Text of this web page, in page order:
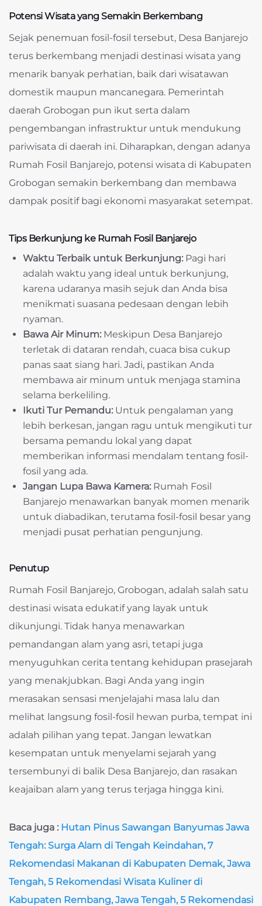
Potensi Wisata yang Semakin Berkembang
Sejak penemuan fosil-fosil tersebut, Desa Banjarejo
terus berkembang menjadi destinasi wisata yang
menarik banyak perhatian, baik dari wisatawan
domestik maupun mancanegara. Pemerintah
daerah Grobogan pun ikut serta dalam
pengembangan infrastruktur untuk mendukung
pariwisata di daerah ini. Diharapkan, dengan adanya
Rumah Fosil Banjarejo, potensi wisata di Kabupaten
Grobogan semakin berkembang dan membawa
dampak positif bagi ekonomi masyarakat setempat.
Tips Berkunjung ke Rumah Fosil Banjarejo
Waktu Terbaik untuk Berkunjung: Pagi hari
adalah waktu yang ideal untuk berkunjung,
karena udaranya masih sejuk dan Anda bisa
menikmati suasana pedesaan dengan lebih
nyaman.
Bawa Air Minum: Meskipun Desa Banjarejo
terletak di dataran rendah, cuaca bisa cukup
panas saat siang hari. Jadi, pastikan Anda
membawa air minum untuk menjaga stamina
selama berkeliling.
Ikuti Tur Pemandu: Untuk pengalaman yang
lebih berkesan, jangan ragu untuk mengikuti tur
bersama pemandu lokal yang dapat
memberikan informasi mendalam tentang fosil-
fosil yang ada.
Jangan Lupa Bawa Kamera: Rumah Fosil
Banjarejo menawarkan banyak momen menarik
untuk diabadikan, terutama fosil-fosil besar yang
menjadi pusat perhatian pengunjung.
Penutup
Rumah Fosil Banjarejo, Grobogan, adalah salah satu
destinasi wisata edukatif yang layak untuk
dikunjungi. Tidak hanya menawarkan
pemandangan alam yang asri, tetapi juga
menyuguhkan cerita tentang kehidupan prasejarah
yang menakjubkan. Bagi Anda yang ingin
merasakan sensasi menjelajahi masa lalu dan
melihat langsung fosil-fosil hewan purba, tempat ini
adalah pilihan yang tepat. Jangan lewatkan
kesempatan untuk menyelami sejarah yang
tersembunyi di balik Desa Banjarejo, dan rasakan
keajaiban alam yang terus terjaga hingga kini.
Baca juga : Hutan Pinus Sawangan Banyumas Jawa
Tengah: Surga Alam di Tengah Keindahan, 7
Rekomendasi Makanan di Kabupaten Demak, Jawa
Tengah, 5 Rekomendasi Wisata Kuliner di
Kabupaten Rembang, Jawa Tengah, 5 Rekomendasi